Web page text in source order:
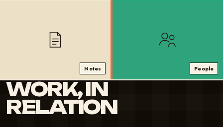
Notes People
WORK, IN
RELATION